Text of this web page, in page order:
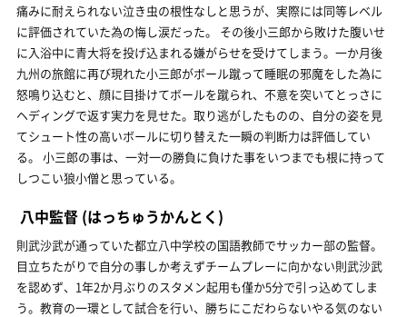
痛みに耐えられない泣き虫の根性なしと思うが、実際には同等レベル
に評価されていた為の悔し涙だった。 その後小三郎から敗けた腹いせ
に入浴中に青大将を投げ込まれる嫌がらせを受けてしまう。一か月後
九州の旅館に再び現れた小三郎がボール蹴って睡眠の邪魔をした為に
怒鳴り込むと、顔に目掛けてボールを蹴られ、不意を突いてとっさに
ヘディングで返す実力を見せた。取り逃がしたものの、自分の姿を見
てシュート性の高いボールに切り替えた一瞬の判断力は評価してい
る。 小三郎の事は、一対一の勝負に負けた事をいつまでも根に持って
しつこい狼小僧と思っている。
八中監督 (はっちゅうかんとく)
則武沙武が通っていた都立八中学校の国語教師でサッカー部の監督。
目立ちたがりで自分の事しか考えずチームプレーに向かない則武沙武
を認めず、1年2か月ぶりのスタメン起用も僅か5分で引っ込めてしま
う。教育の一環として試合を行い、勝ちにこだわらないやる気のない